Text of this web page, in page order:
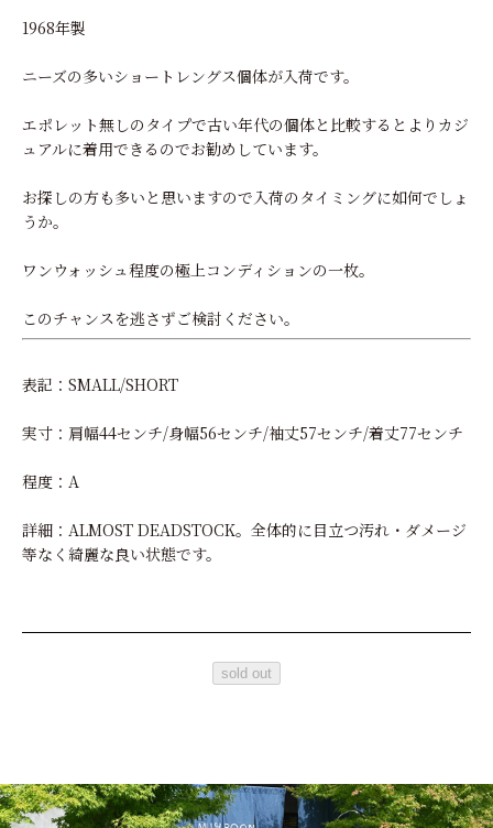
1968年製
ニーズの多いショートレングス個体が入荷です。
エポレット無しのタイプで古い年代の個体と比較するとよりカジ
ュアルに着用できるのでお勧めしています。
お探しの方も多いと思いますので入荷のタイミングに如何でしょ
うか。
ワンウォッシュ程度の極上コンディションの一枚。
このチャンスを逃さずご検討ください。
表記：SMALL/SHORT
実寸：肩幅44センチ/身幅56センチ/袖丈57センチ/着丈77センチ
程度：A
詳細：ALMOST DEADSTOCK。全体的に目立つ汚れ・ダメージ
等なく綺麗な良い状態です。
sold out